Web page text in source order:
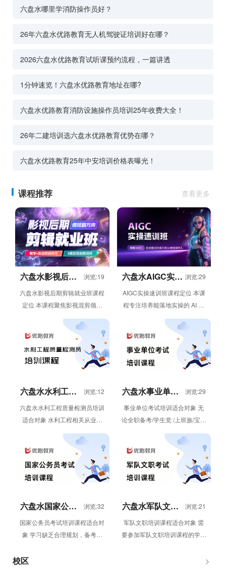
六盘水哪里学消防操作员好？
26年六盘水优路教育无人机驾驶证培训好在哪？
2026六盘水优路教育试听课预约流程，一篇讲透
1分钟速览！六盘水优路教育地址在哪?
六盘水优路教育消防设施操作员培训25年收费大全！
26年二建培训选六盘水优路教育优势在哪？
六盘水优路教育25年中安培训价格表曝光！
课程推荐 查看更多
六盘水影视后期
浏览:19
六盘水影视后期剪辑就业班课程
定位 本课程聚焦影视混剪领域
的视频剪辑需求，采用教学 +
实训双线并行模式，通过 8...
六盘水AIGC实操 浏览:29
AIGC实操速训班课程定位 本课
程专注培养能落地实操的 AI 文
案创作人才，依托 6 周线上灵
活学习模式，帮助学员从 ...
六盘水水利工程
浏览:12
六盘水水利工程质量检测员培训
适合对象 水利工程相关从业者
（检测、施工、监理、建设等单
位人员）；需要考取水利工程质
量检测...
六盘水事业单位
浏览:29
事业单位考试培训适合对象 无
论全职备考/学生党 /上班族/宝妈
群体需要参加事业单位考试培训
的学员 事业单位考试培训优...
六盘水国家公务
浏览:32
国家公务员考试培训课程适合对
象 学习缺乏合理规划，备考迷
堆砌课时 自律性较差，无法长
六盘水军队文职
浏览:21
军队文职培训课程适合对象 需
要参加军队文职培训课程的学员
校区